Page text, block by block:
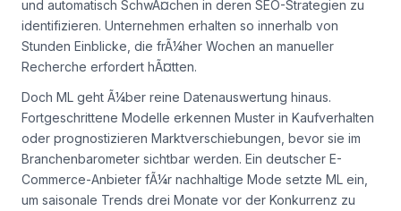
und automatisch SchwÃ¤chen in deren SEO-Strategien zu
identifizieren. Unternehmen erhalten so innerhalb von
Stunden Einblicke, die frÃ¼her Wochen an manueller
Recherche erfordert hÃ¤tten.
Doch ML geht Ã¼ber reine Datenauswertung hinaus.
Fortgeschrittene Modelle erkennen Muster in Kaufverhalten
oder prognostizieren Marktverschiebungen, bevor sie im
Branchenbarometer sichtbar werden. Ein deutscher E-
Commerce-Anbieter fÃ¼r nachhaltige Mode setzte ML ein,
um saisonale Trends drei Monate vor der Konkurrenz zu